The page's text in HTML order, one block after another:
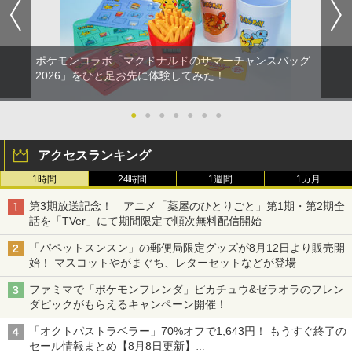
ポケモンコラボ「マクドナルドのサマーチャンスバッグ
2026」をひと足お先に体験してみた！
● ● ● ● ● ● ●
アクセスランキング
1時間 24時間 1週間 1カ月
第3期放送記念！ アニメ「薬屋のひとりごと」第1期・第2期全
話を「TVer」にて期間限定で順次無料配信開始
「パペットスンスン」の郵便局限定グッズが8月12日より販売開
始！ マスコットやがまぐち、レターセットなどが登場
ファミマで「ポケモンフレンダ」ピカチュウ&ゼラオラのフレン
ダピックがもらえるキャンペーン開催！
「オクトパストラベラー」70%オフで1,643円！ もうすぐ終了の
セール情報まとめ【8月8日更新】